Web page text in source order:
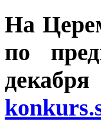
На
по